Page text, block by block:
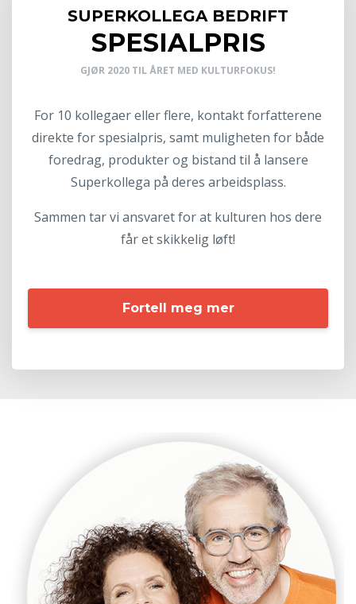
SUPERKOLLEGA BEDRIFT
SPESIALPRIS
GJØR 2020 TIL ÅRET MED KULTURFOKUS!
For 10 kollegaer eller flere, kontakt forfatterene
direkte for spesialpris, samt muligheten for både
foredrag, produkter og bistand til å lansere
Superkollega på deres arbeidsplass.
Sammen tar vi ansvaret for at kulturen hos dere
får et skikkelig løft!
Fortell meg mer